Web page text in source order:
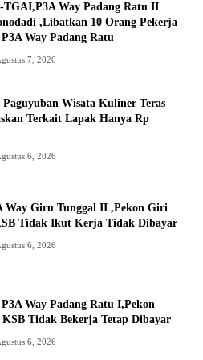
TGAI,P3A Way Padang Ratu II
,Libatkan 10 Orang Pekerja
Way Padang Ratu
7, 2026
Paguyuban Wisata Kuliner Teras
Terkait Lapak Hanya Rp
6, 2026
Way Giru Tunggal II ,Pekon Giri
Tidak Ikut Kerja Tidak Dibayar
6, 2026
P3A Way Padang Ratu I,Pekon
KSB Tidak Bekerja Tetap Dibayar
6, 2026